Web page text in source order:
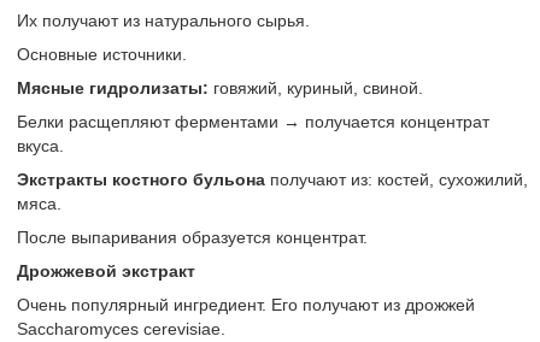
Их получают из натурального сырья.
Основные источники.
Мясные гидролизаты: говяжий, куриный, свиной.
Белки расщепляют ферментами → получается концентрат
вкуса.
Экстракты костного бульона получают из: костей, сухожилий,
мяса.
После выпаривания образуется концентрат.
Дрожжевой экстракт
Очень популярный ингредиент. Его получают из дрожжей
Saccharomyces cerevisiae.